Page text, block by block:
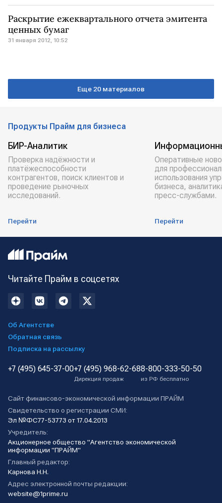
Раскрытие ежеквартального отчета эмитента
ценных бумаг
31 января 2012, 10:52
Еще 20 материалов
Продукты Прайм для бизнеса
БИР-Аналитик
Проверка надёжности и
платёжеспособности
контрагентов, поиск клиентов и
проведение рыночных
исследований.
Перейти
Оперативные
для
использования
бизнеса,
пресс-службами.
Перейти
Читайте Прайм в соцсетях
Об Агентстве
Обратная связь
Подписка на рассылку
+7 (495) 645-37-00+7 (495) 968-62-68
Дирекция продаж
8-800-333-50-50
из РФ бесплатно
Сайт финансово-экономической информации ПРАЙМ
Свидетельство о регистрации СМИ:
Эл №ФС77-53773 от 17.04.2013
Учредитель:
Акционерное общество "Агентство экономической
информации "ПРАЙМ"
Главный редактор:
Карнова Н.Н.
Адрес электронной почты редакции:
website@1prime.ru